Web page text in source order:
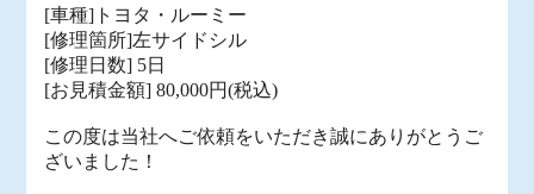
[車種]トヨタ・ルーミー
[修理箇所]左サイドシル
[修理日数] 5日
[お見積金額] 80,000円(税込)
この度は当社へご依頼をいただき誠にありがとうご
ざいました！